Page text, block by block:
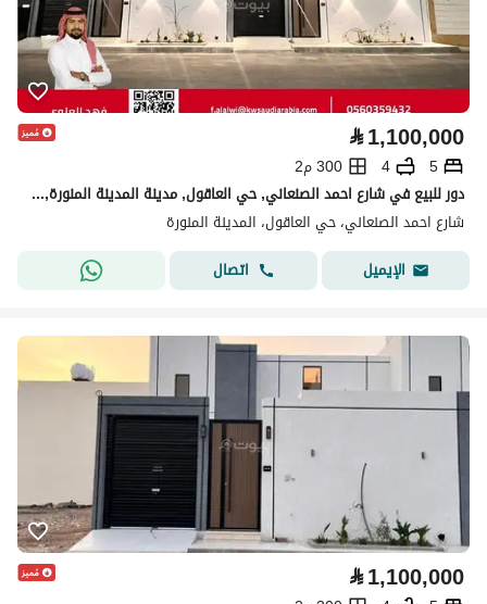
⃁1,100,000
5
4
300 م2
دور للبيع في شارع احمد الصنعاني, حي العاقول, مدينة المدينة المنورة, منطقة المدينة المنورة
شارع احمد الصنعاني، حي العاقول، المدينة المنورة
الإيميل
اتصال
⃁1,100,000